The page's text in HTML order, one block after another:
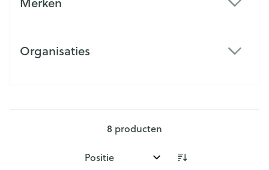
Organisaties
8 producten
Sorteer op: